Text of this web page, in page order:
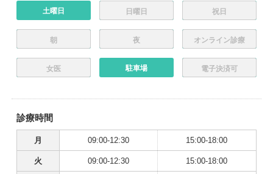
土曜日 日曜日 祝日
朝 夜 オンライン診療
女医 駐車場 電子決済可
診療時間
月 09:00-12:30 15:00-18:00
火 09:00-12:30 15:00-18:00